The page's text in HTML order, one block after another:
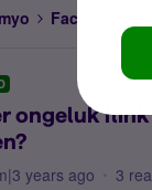
Factuur en
ongeluk
years ago 3